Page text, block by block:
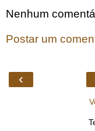
Nenhum
Postar um
‹